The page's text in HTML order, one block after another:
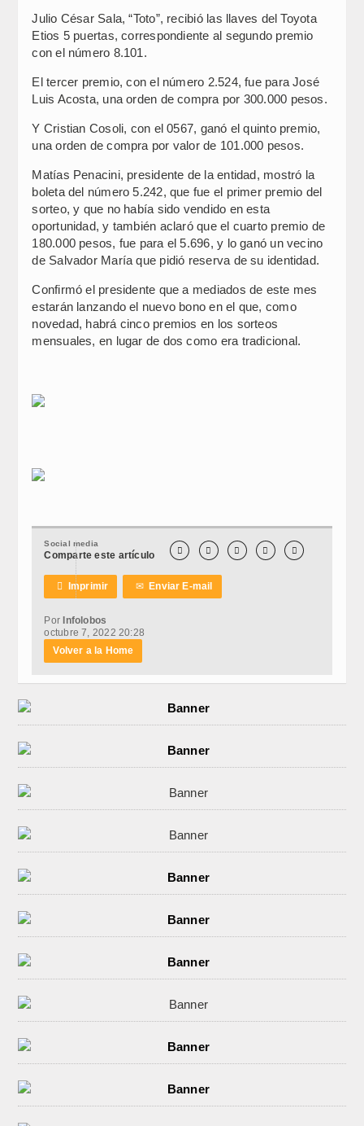
Julio César Sala, “Toto”, recibió las llaves del Toyota
Etios 5 puertas, correspondiente al segundo premio
con el número 8.101.
El tercer premio, con el número 2.524, fue para José
Luis Acosta, una orden de compra por 300.000 pesos.
Y Cristian Cosoli, con el 0567, ganó el quinto premio,
una orden de compra por valor de 101.000 pesos.
Matías Penacini, presidente de la entidad, mostró la
boleta del número 5.242, que fue el primer premio del
sorteo, y que no había sido vendido en esta
oportunidad, y también aclaró que el cuarto premio de
180.000 pesos, fue para el 5.696, y lo ganó un vecino
de Salvador María que pidió reserva de su identidad.
Confirmó el presidente que a mediados de este mes
estarán lanzando el nuevo bono en el que, como
novedad, habrá cinco premios en los sorteos
mensuales, en lugar de dos como era tradicional.
Social media
Comparte este artículo     
 Imprimir ✉Enviar E-mail
Por Infolobos
octubre 7, 2022 20:28
Volver a la Home